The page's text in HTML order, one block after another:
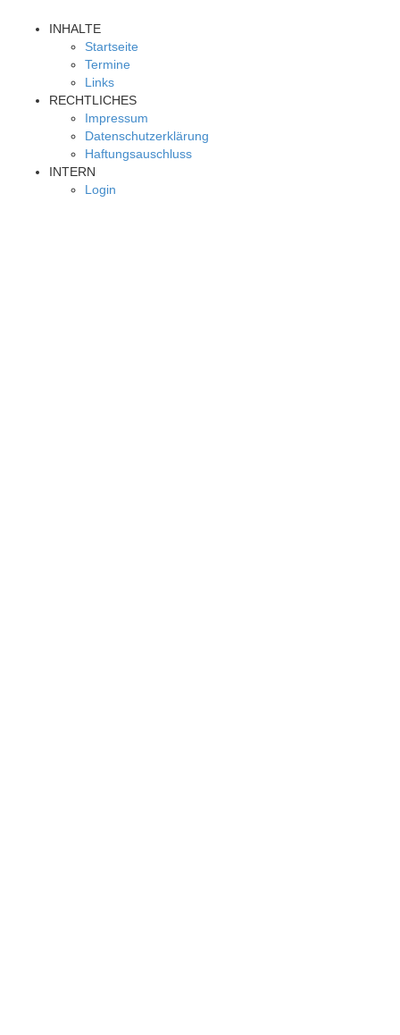
INHALTE
Startseite
Termine
Links
RECHTLICHES
Impressum
Datenschutzerklärung
Haftungsauschluss
INTERN
Login